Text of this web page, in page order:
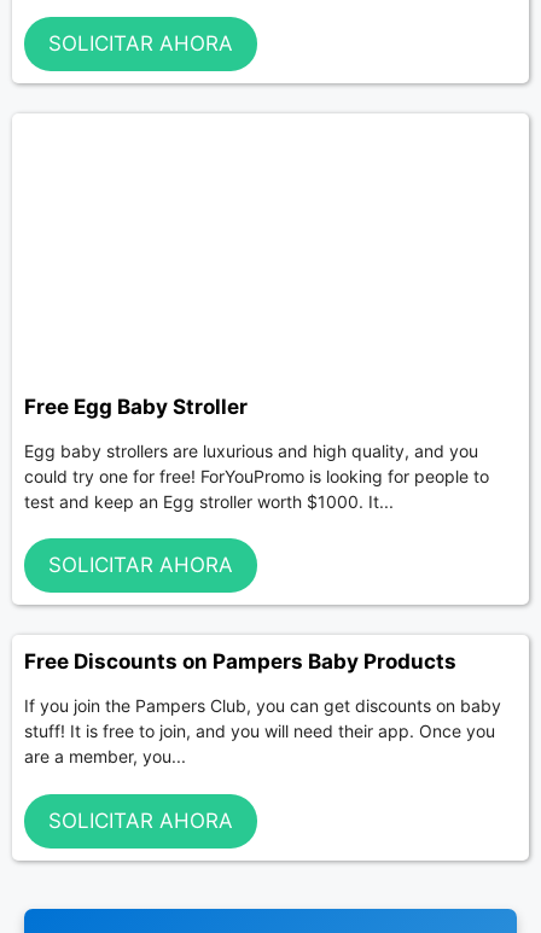
SOLICITAR AHORA
Free Egg Baby Stroller
Egg baby strollers are luxurious and high quality, and you
could try one for free! ForYouPromo is looking for people to
test and keep an Egg stroller worth $1000. It...
SOLICITAR AHORA
Free Discounts on Pampers Baby Products
If you join the Pampers Club, you can get discounts on baby
stuff! It is free to join, and you will need their app. Once you
are a member, you...
SOLICITAR AHORA